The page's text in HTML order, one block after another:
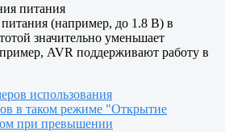
питания
(например, до 1.8 В) в
значительно уменьшает
AVR поддерживают работу в
использования
в таком режиме "Открытие
при превышении